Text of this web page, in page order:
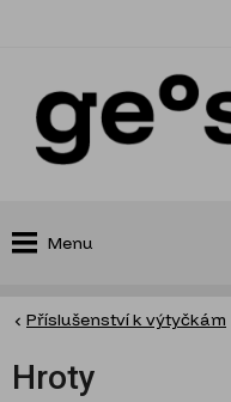
Menu
Příslušenství k výtyčkám
Hroty